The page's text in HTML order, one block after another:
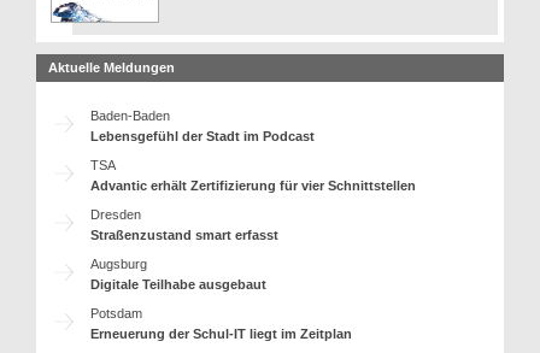
Aktuelle Meldungen
Baden-Baden
Lebensgefühl der Stadt im Podcast
TSA
Advantic erhält Zertifizierung für vier Schnittstellen
Dresden
Straßenzustand smart erfasst
Augsburg
Digitale Teilhabe ausgebaut
Potsdam
Erneuerung der Schul-IT liegt im Zeitplan